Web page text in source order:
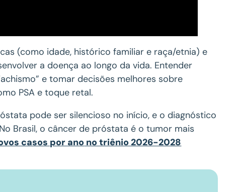
(como idade, histórico familiar e raça/etnia) e
a doença ao longo da vida. Entender
e tomar decisões melhores sobre
PSA e toque retal.
pode ser silencioso no início, e o diagnóstico
Brasil, o câncer de próstata é o tumor mais
casos por ano no triênio 2026-2028